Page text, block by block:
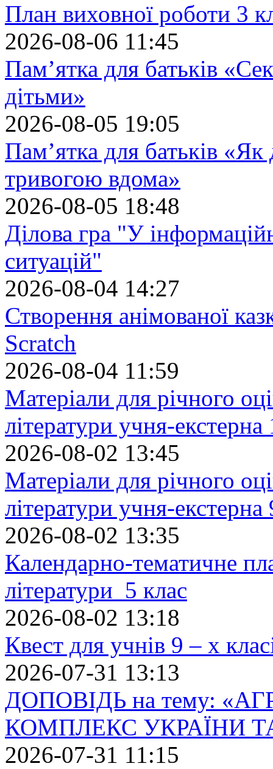
План виховної роботи 3
2026-08-06 11:45
Пам’ятка для батьків
дітьми»
2026-08-05 19:05
Пам’ятка для батьків
тривогою вдома»
2026-08-05 18:48
Ділова гра "У
ситуацій"
2026-08-04 14:27
Створення анімованої
Scratch
2026-08-04 11:59
Матеріали для річного
літератури учня-екстерна
2026-08-02 13:45
Матеріали для річного
літератури учня-екстерна
2026-08-02 13:35
Календарно-тематичне
літератури 5 клас
2026-08-02 13:18
Квест для учнів 9 – х
2026-07-31 13:13
ДОПОВІДЬ на тему:
КОМПЛЕКС УКРАЇНИ
2026-07-31 11:15